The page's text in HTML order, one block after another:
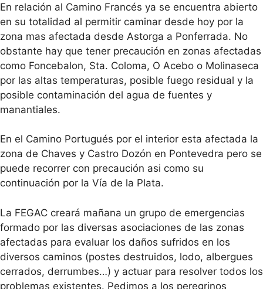
En relación al Camino Francés ya se encuentra abierto
en su totalidad al permitir caminar desde hoy por la
zona mas afectada desde Astorga a Ponferrada. No
obstante hay que tener precaución en zonas afectadas
como Foncebalon, Sta. Coloma, O Acebo o Molinaseca
por las altas temperaturas, posible fuego residual y la
posible contaminación del agua de fuentes y
manantiales.
En el Camino Portugués por el interior esta afectada la
zona de Chaves y Castro Dozón en Pontevedra pero se
puede recorrer con precaución asi como su
continuación por la Vía de la Plata.
La FEGAC creará mañana un grupo de emergencias
formado por las diversas asociaciones de las zonas
afectadas para evaluar los daños sufridos en los
diversos caminos (postes destruidos, lodo, albergues
cerrados, derrumbes…) y actuar para resolver todos los
problemas existentes. Pedimos a los peregrinos